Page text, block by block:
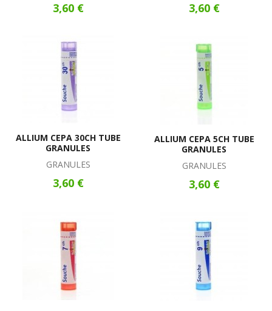
3,60 € 3,60 €
ALLIUM CEPA 30CH TUBE
GRANULES
GRANULES
3,60 €
ALLIUM CEPA 5CH TUBE
GRANULES
GRANULES
3,60 €